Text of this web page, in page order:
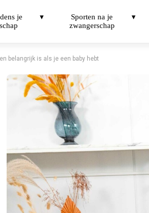
je
Sporten na je
zwangerschap
belangrijk is als je een baby hebt